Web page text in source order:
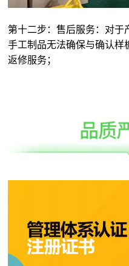
第十二步：售后服务：对于
手工制品无法确保与确认样
返修服务；